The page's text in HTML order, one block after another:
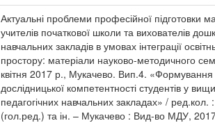
Актуальні проблеми професійної підготовки
учителів початкової школи та вихователів
навчальних закладів в умовах інтеграції
простору: матеріали науково-методичного
квітня 2017 р., Мукачево. Вип.4. «Формування
дослідницької компетентності студентів у
педагогічних навчальних закладах» / ред.кол.
(гол.ред.) та ін. – Мукачево : Вид-во МДУ,